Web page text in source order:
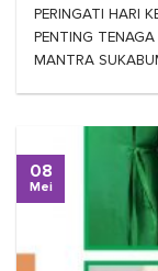
PERINGATI HARI
PENTING
MANTRA
08
Mei